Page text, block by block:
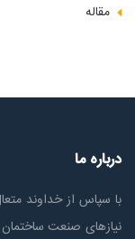
مقاله
درباره ما
با سپاس از خداوند
نیازهای صنعت